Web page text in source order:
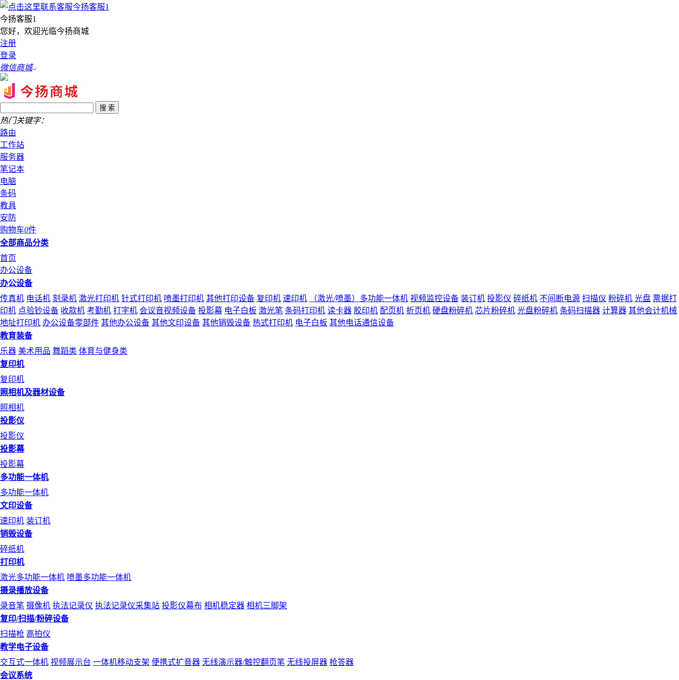
今扬客服1
您好，欢迎光临今扬商城
注册
登录
微信商城
热门关键字：
路由
工作站
服务器
笔记本
电脑
条码
教具
安防
购物车0件
全部商品分类
首页
办公设备
办公设备
传真机 电话机 刻录机 激光打印机 针式打印机 喷墨打印机 其他打印设备 复印机 速印机 （激光/喷墨）多功能一体机 视频监控设备 装订机 投影仪 碎纸机 不间断电源 扫描仪 粉碎机 光盘 票据打
印机 点验钞设备 收款机 考勤机 打字机 会议音视频设备 投影幕 电子白板 激光笔 条码打印机 读卡器 胶印机 配页机 折页机 硬盘粉碎机 芯片粉碎机 光盘粉碎机 条码扫描器 计算器 其他会计机械
地址打印机 办公设备零部件 其他办公设备 其他文印设备 其他销毁设备 热式打印机 电子白板 其他电话通信设备
教育装备
乐器 美术用品 舞蹈类 体育与健身类
复印机
复印机
照相机及器材设备
照相机
投影仪
投影仪
投影幕
投影幕
多功能一体机
多功能一体机
文印设备
速印机 装订机
销毁设备
碎纸机
打印机
激光多功能一体机 喷墨多功能一体机
摄录播放设备
录音笔 摄像机 执法记录仪 执法记录仪采集站 投影仪幕布 相机稳定器 相机三脚架
复印/扫描/粉碎设备
扫描枪 高拍仪
教学电子设备
交互式一体机 视频展示台 一体机移动支架 便携式扩音器 无线演示器/触控翻页笔 无线投屏器 抢答器
会议系统